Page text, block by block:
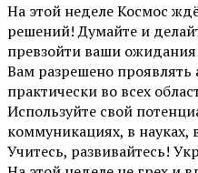
На этой неделе Космос
решений! Думайте и
превзойти ваши
Вам разрешено проявлять
практически во всех
Используйте свой
коммуникациях, в
Учитесь, развивайтесь!